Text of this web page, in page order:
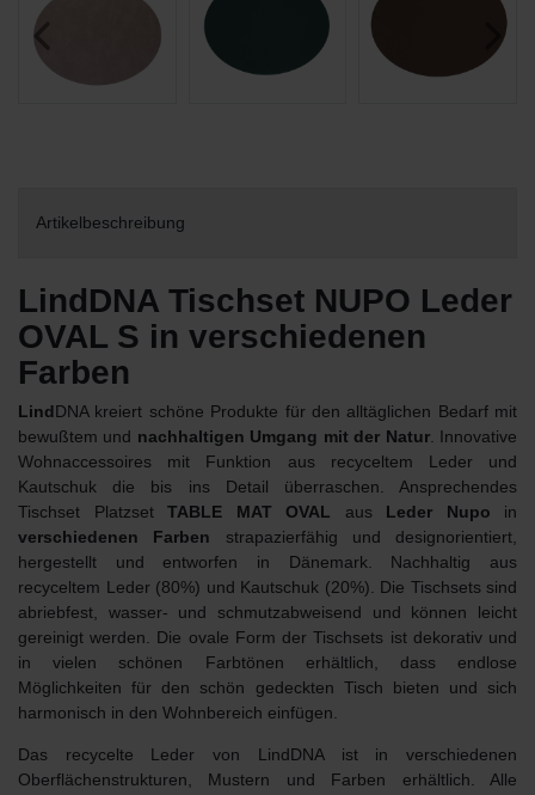
Artikelbeschreibung
LindDNA Tischset NUPO Leder
OVAL S in verschiedenen
Farben
LindDNA kreiert schöne Produkte für den alltäglichen Bedarf mit
bewußtem und nachhaltigen Umgang mit der Natur. Innovative
Wohnaccessoires mit Funktion aus recyceltem Leder und
Kautschuk die bis ins Detail überraschen. Ansprechendes
Tischset Platzset TABLE MAT OVAL aus Leder Nupo in
verschiedenen Farben strapazierfähig und designorientiert,
hergestellt und entworfen in Dänemark. Nachhaltig aus
recyceltem Leder (80%) und Kautschuk (20%). Die Tischsets sind
abriebfest, wasser- und schmutzabweisend und können leicht
gereinigt werden. Die ovale Form der Tischsets ist dekorativ und
in vielen schönen Farbtönen erhältlich, dass endlose
Möglichkeiten für den schön gedeckten Tisch bieten und sich
harmonisch in den Wohnbereich einfügen.
Das recycelte Leder von LindDNA ist in verschiedenen
Oberflächenstrukturen, Mustern und Farben erhältlich. Alle